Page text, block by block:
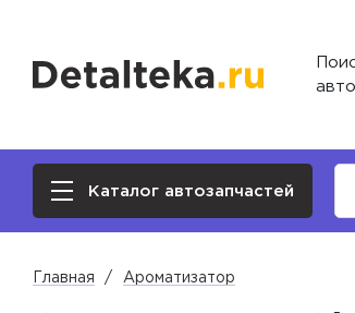
Каталог автозапчастей
Главная Ароматизатор